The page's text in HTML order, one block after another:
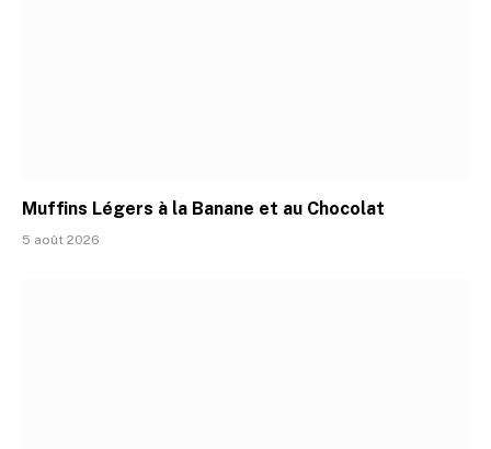
Muffins Légers à la Banane et au Chocolat
5 août 2026